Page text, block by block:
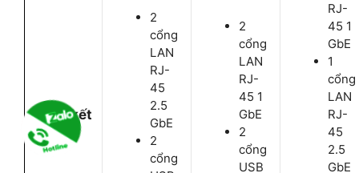
Cổng kết
nối
2
cổng
LAN
RJ-
45
2.5
GbE
2
cổng
2
cổng
LAN
RJ-
45 1
GbE
2
cổng
USB
RJ-
45 1
GbE
1
cổng
LAN
RJ-
45
2.5
GbE